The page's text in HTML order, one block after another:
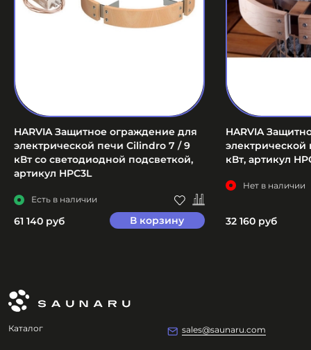
HARVIA Защитное ограждение для
электрической печи Cilindro 7 / 9
кВт со светодиодной подсветкой,
артикул HPC3L
Есть в наличии
61 140 руб В корзину
HARVIA
кВт, артикул
Нет в наличии
32 160 руб
Каталог sales@saunaru.com